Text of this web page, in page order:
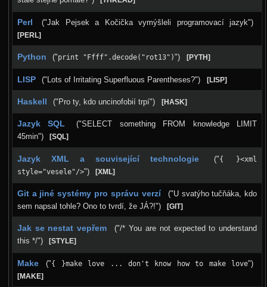
Perl ("Jak Pejsek a Kočička vymýšleli programovací jazyk")
[PERL]
Python ("print "Ffff".decode("rot13")") [PYTH]
LISP ("Lots of Irritating Superfluous Parentheses?") [LISP]
Haskell ("Pro ty, kdo uncinofobií trpí") [HASK]
Jazyk SQL
("SELECT something FROM knowledge LIMIT
45min")
[SQL]
Jazyk XML a související technologie ("{ }<xml
style="vesele"/>") [XML]
Git a jiné systémy pro správu verzí
("U svatýho tučňáka, kdo
sem napsal tohle? Ono to tvrdí, že JÁ?!")
[GIT]
Jak se nestat vepřem
("/* You are not expected to understand
this */")
[STYLE]
Make ("{ }make love ... don't know how to make love")
[MAKE]
Podzimní 2004
Podzimní 2002
Podzimní 2001
Podzimní 1996
Další akce
Putovní přednášky
DOD
Další výzvy
Historické akce